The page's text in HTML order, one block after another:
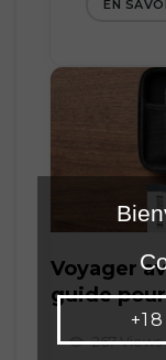
EN
Voyager
guide
visibility 267 Views
+18